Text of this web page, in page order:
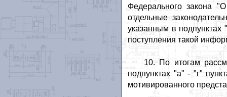
Федерального закона
отдельные
указанным в
поступления такой
10. По итогам
подпунктах "а" - "г"
мотивированного